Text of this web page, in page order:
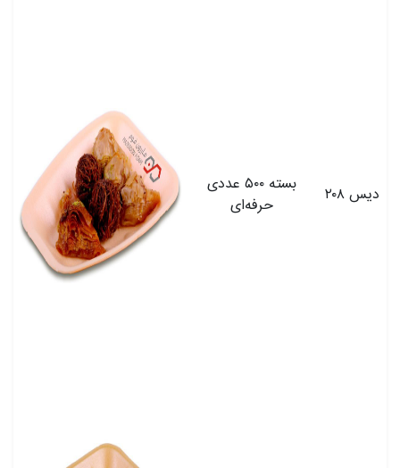
دیس ۲۰۸
بسته ۵۰۰ عددی
حرفه‌ای